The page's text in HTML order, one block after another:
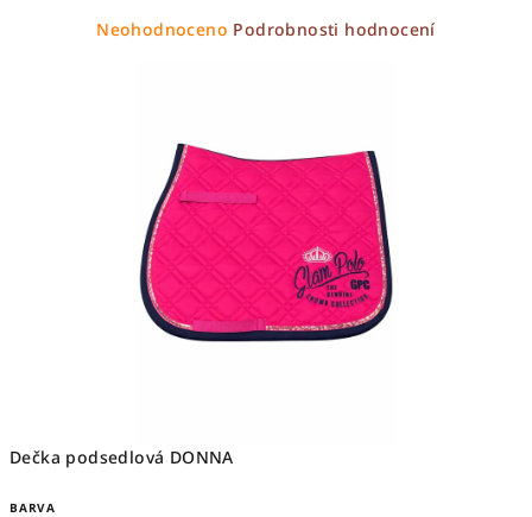
Dečka podsedlová DONNA
BARVA
Průměrné
hvězdiček.
Neohodnoceno Podrobnosti hodnocení